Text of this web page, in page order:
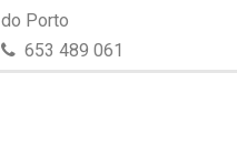
do Porto
653 489 061